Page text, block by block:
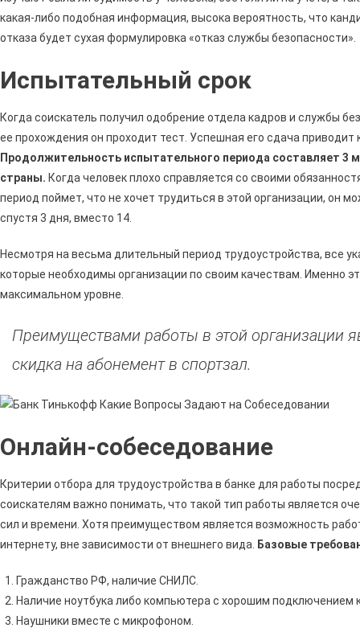
какая-либо подобная информация, высока вероятность, что
отказа будет сухая формулировка «отказ службы безопасности».
Испытательный срок
Когда соискатель получил одобрение отдела кадров и службы
ее прохождения он проходит тест. Успешная его сдача приводит
Продолжительность испытательного периода составляет 3
страны. Когда человек плохо справляется со своими
период поймет, что не хочет трудиться в этой организации, он
спустя 3 дня, вместо 14.
Несмотря на весьма длительный период трудоустройства, все
которые необходимы организации по своим качествам. Именно
максимальном уровне.
Преимуществами работы в этой организации
скидка на абонемент в спортзал.
Онлайн-собеседование
Критерии отбора для трудоустройства в банке для работы
соискателям важно понимать, что такой тип работы является
сил и времени. Хотя преимуществом является возможность
интернету, вне зависимости от внешнего вида.
Базовые
Гражданство РФ, наличие СНИЛС.
Наличие ноутбука либо компьютера с хорошим подключением
Наушники вместе с микрофоном.